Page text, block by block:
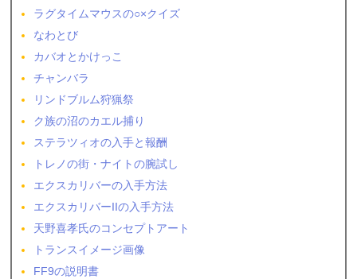
ラグタイムマウスの○×クイズ
なわとび
カバオとかけっこ
チャンバラ
リンドブルム狩猟祭
ク族の沼のカエル捕り
ステラツィオの入手と報酬
トレノの街・ナイトの腕試し
エクスカリバーの入手方法
エクスカリバーIIの入手方法
天野喜孝氏のコンセプトアート
トランスイメージ画像
FF9の説明書